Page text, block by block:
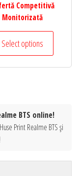
Competitivă
Monitorizată
Select options
BTS online!
Print Realme BTS și